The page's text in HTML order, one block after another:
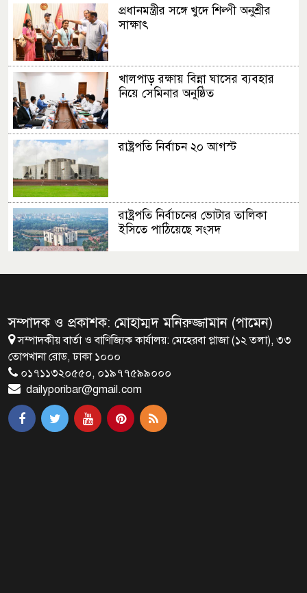
প্রধানমন্ত্রীর সঙ্গে খুদে শিল্পী অনুশ্রীর
সাক্ষাৎ
খালপাড় রক্ষায় বিন্না ঘাসের ব্যবহার
নিয়ে সেমিনার অনুষ্ঠিত
রাষ্ট্রপতি নির্বাচন ২০ আগস্ট
রাষ্ট্রপতি নির্বাচনের ভোটার তালিকা
ইসিতে পাঠিয়েছে সংসদ
ব্রাক্ষণবাড়িয়ায় বইপড়া কর্মসূচীর
মালয়েশিয়ায় মারামারি করে তিন
বাংলাদেশি নিহত
সম্পাদক ও প্রকাশক: মোহাম্মদ মনিরুজ্জামান (পামেন)
সম্পাদকীয় বার্তা ও বাণিজ্যিক কার্যালয়: মেহেরবা প্লাজা (১২ তলা), ৩৩
তোপখানা রোড, ঢাকা ১০০০
০১৭১১৩২০৫৫০, ০১৯৭৭৫৯৯০০০
dailyporibar@gmail.com